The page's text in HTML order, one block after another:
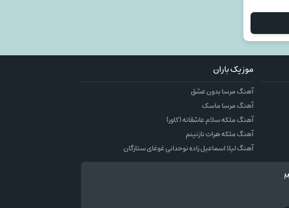
موزیک باران
آهنگ مرسا بدون عشق
آهنگ مرسا ماسک
آهنگ ملکه سلام عاشقانه (کاور)
آهنگ ملکه هرات نازنینم
آهنگ لیلا اسماعیل زاده نوحدانی غوغای ستارگان